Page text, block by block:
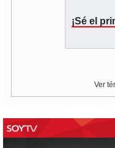
¡Sé el
Ver